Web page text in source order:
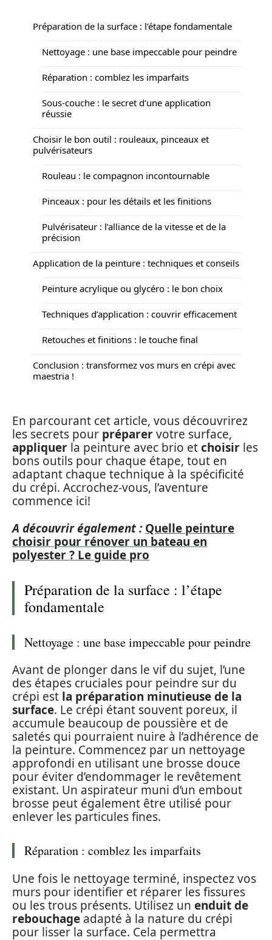
Préparation de la surface : l’étape fondamentale
Nettoyage : une base impeccable pour peindre
Réparation : comblez les imparfaits
Sous-couche : le secret d’une application
réussie
Choisir le bon outil : rouleaux, pinceaux et
pulvérisateurs
Rouleau : le compagnon incontournable
Pinceaux : pour les détails et les finitions
Pulvérisateur : l’alliance de la vitesse et de la
précision
Application de la peinture : techniques et conseils
Peinture acrylique ou glycéro : le bon choix
Techniques d’application : couvrir efficacement
Retouches et finitions : le touche final
Conclusion : transformez vos murs en crépi avec
maestria !
En parcourant cet article, vous découvrirez
les secrets pour préparervotre surface,
appliquer la peinture avec brio etchoisir les
bons outils pour chaque étape, tout en
adaptant chaque technique à la spécificité
du crépi. Accrochez-vous, l’aventure
commence ici!
A découvrir également : Quelle peinture
choisir pour rénover un bateau en
polyester ? Le guide pro
Préparation de la surface : l’étape
fondamentale
Nettoyage : une base impeccable pour peindre
Avant de plonger dans le vif du sujet, l’une
des étapes cruciales pour peindre sur du
crépi est la préparation minutieuse de la
surface. Le crépi étant souvent poreux, il
accumule beaucoup de poussière et de
saletés qui pourraient nuire à l’adhérence de
la peinture. Commencez par un nettoyage
approfondi en utilisant une brosse douce
pour éviter d’endommager le revêtement
existant. Un aspirateur muni d’un embout
brosse peut également être utilisé pour
enlever les particules fines.
Réparation : comblez les imparfaits
Une fois le nettoyage terminé, inspectez vos
murs pour identifier et réparer les fissures
ou les trous présents. Utilisez un enduit de
rebouchage adapté à la nature du crépi
pour lisser la surface. Cela permettra